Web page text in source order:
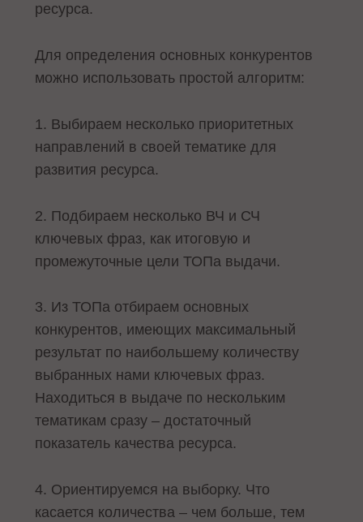
ресурса.
Для определения основных конкурентов
можно использовать простой алгоритм:
1. Выбираем несколько приоритетных
направлений в своей тематике для
развития ресурса.
2. Подбираем несколько ВЧ и СЧ
ключевых фраз, как итоговую и
промежуточные цели ТОПа выдачи.
3. Из ТОПа отбираем основных
конкурентов, имеющих максимальный
результат по наибольшему количеству
выбранных нами ключевых фраз.
Находиться в выдаче по нескольким
тематикам сразу – достаточный
показатель качества ресурса.
4. Ориентируемся на выборку. Что
касается количества – чем больше, тем